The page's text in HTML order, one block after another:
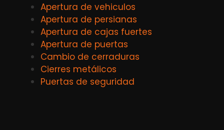
Apertura de vehiculos
Apertura de persianas
Apertura de cajas fuertes
Apertura de puertas
Cambio de cerraduras
Cierres metálicos
Puertas de seguridad